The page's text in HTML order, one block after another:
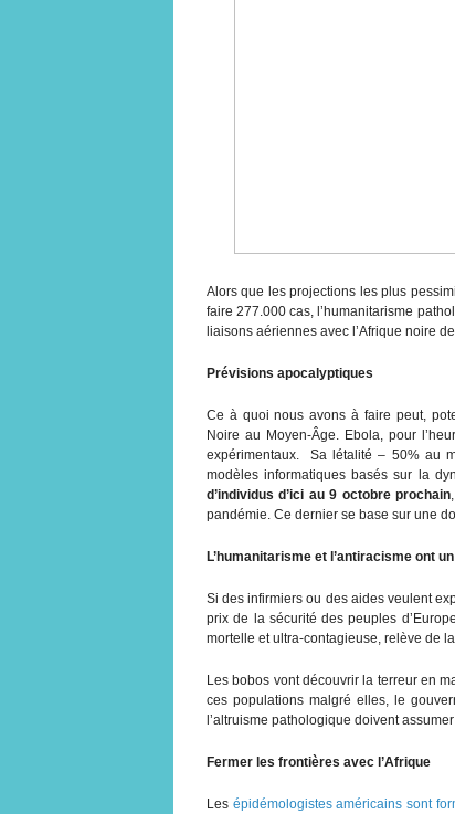
Alors que les projections les plus
faire 277.000 cas, l’humanitarisme
liaisons aériennes avec l’Afrique noire de
Prévisions apocalyptiques
Ce à quoi nous avons à faire peut,
Noire au Moyen-Âge. Ebola, pour
expérimentaux. Sa létalité – 50% au
modèles informatiques basés sur la
d’individus d’ici au 9 octobre prochain
pandémie. Ce dernier se base sur une
L’humanitarisme et l’antiracisme ont
Si des infirmiers ou des aides veulent
prix de la sécurité des peuples
mortelle et ultra-contagieuse, relève de
Les bobos vont découvrir la terreur en
ces populations malgré elles, le
l’altruisme pathologique doivent
Fermer les frontières avec l’Afrique
Les épidémologistes américains sont